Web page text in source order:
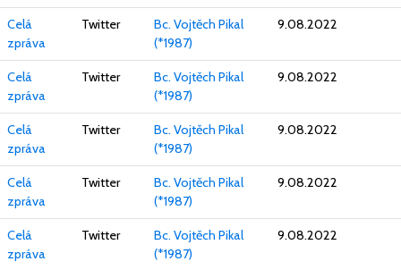
Celá
zpráva
Twitter
Bc. Vojtěch Pikal
(*1987)
9.08.2022
Celá
zpráva
Twitter
Bc. Vojtěch Pikal
(*1987)
9.08.2022
Celá
zpráva
Twitter
Bc. Vojtěch Pikal
(*1987)
9.08.2022
Celá
zpráva
Twitter
Bc. Vojtěch Pikal
(*1987)
9.08.2022
Celá
zpráva
Twitter
Bc. Vojtěch Pikal
(*1987)
9.08.2022